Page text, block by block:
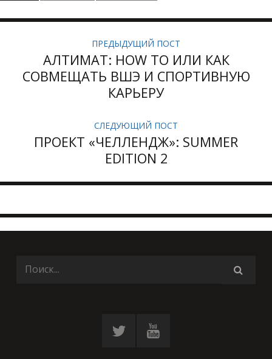
ПРЕДЫДУЩИЙ ПОСТ
АЛТИМАТ: HOW TO ИЛИ КАК
СОВМЕЩАТЬ ВШЭ И СПОРТИВНУЮ
КАРЬЕРУ
СЛЕДУЮЩИЙ ПОСТ
ПРОЕКТ «ЧЕЛЛЕНДЖ»: SUMMER
EDITION 2